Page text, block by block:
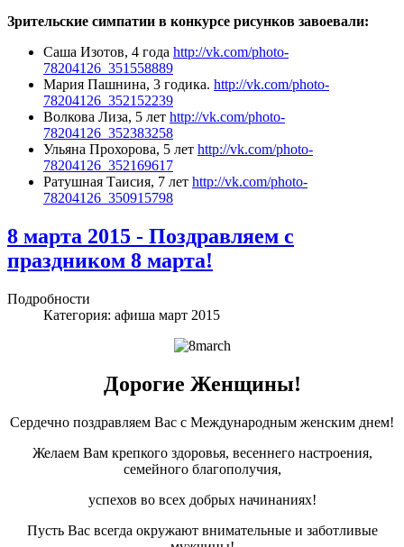
Зрительские симпатии в конкурсе рисунков завоевали:
Саша Изотов, 4 года http://vk.com/photo-
78204126_351558889
Мария Пашнина, 3 годика. http://vk.com/photo-
78204126_352152239
Волкова Лиза, 5 лет http://vk.com/photo-
78204126_352383258
Ульяна Прохорова, 5 лет http://vk.com/photo-
78204126_352169617
Ратушная Таисия, 7 лет http://vk.com/photo-
78204126_350915798
8 марта 2015 - Поздравляем с
праздником 8 марта!
Подробности
Категория: афиша март 2015
Дорогие Женщины!
Сердечно поздравляем Вас с Международным женским днем!
Желаем Вам крепкого здоровья, весеннего настроения,
семейного благополучия,
успехов во всех добрых начинаниях!
Пусть Вас всегда окружают внимательные и заботливые